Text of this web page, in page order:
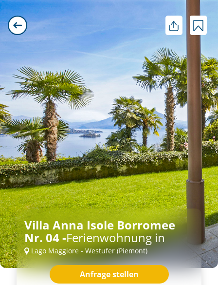
Villa Anna Isole Borromee
Nr. 04 -Ferienwohnung in
Lago Maggiore - Westufer (Piemont)
Anfrage stellen